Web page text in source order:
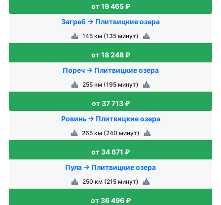
от 19 465 ₽
Загреб → Плитвицкие озера
145 км (135 минут)
от 18 248 ₽
Пореч → Плитвицкие озера
255 км (195 минут)
от 37 713 ₽
Ровинь → Плитвицкие озера
265 км (240 минут)
от 34 671 ₽
Пула → Плитвицкие озера
250 км (215 минут)
от 36 496 ₽